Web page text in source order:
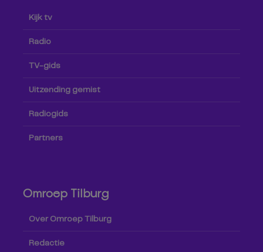
Kijk tv
Radio
TV-gids
Uitzending gemist
Radiogids
Partners
Omroep Tilburg
Over Omroep Tilburg
Redactie